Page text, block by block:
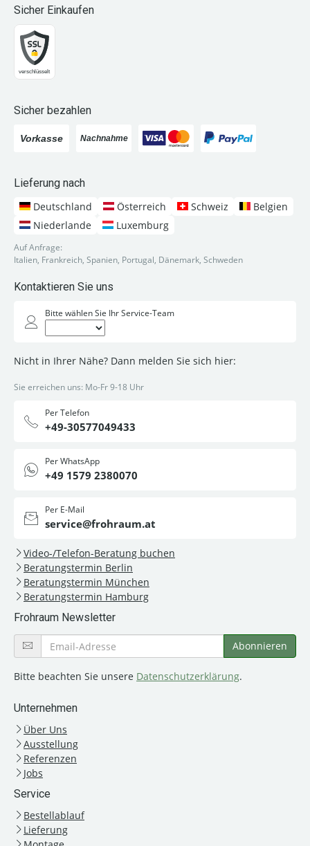
Sicher Einkaufen
Sicher bezahlen
Lieferung nach
Deutschland
Österreich Schweiz
Belgien
Niederlande
Luxemburg
Auf Anfrage:
Italien, Frankreich, Spanien, Portugal, Dänemark, Schweden
Kontaktieren Sie uns
Bitte wählen Sie Ihr Service-Team
Nicht in Ihrer Nähe? Dann melden Sie sich hier:
Sie erreichen uns: Mo-Fr 9-18 Uhr
Per Telefon
+49-30577049433
Per WhatsApp
+49 1579 2380070
Per E-Mail
service@frohraum.at
Video-/Telefon-Beratung buchen
Beratungstermin Berlin
Beratungstermin München
Beratungstermin Hamburg
Frohraum Newsletter
Bitte beachten Sie unsere Datenschutzerklärung.
Unternehmen
Über Uns
Ausstellung
Referenzen
Jobs
Service
Bestellablauf
Lieferung